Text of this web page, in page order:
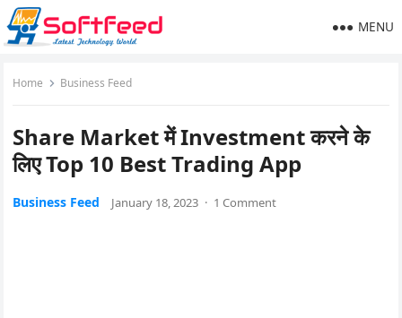
MENU
Home Business Feed
Share Market में Investment करने के
लिए Top 10 Best Trading App
Business Feed January 18, 2023 · 1 Comment